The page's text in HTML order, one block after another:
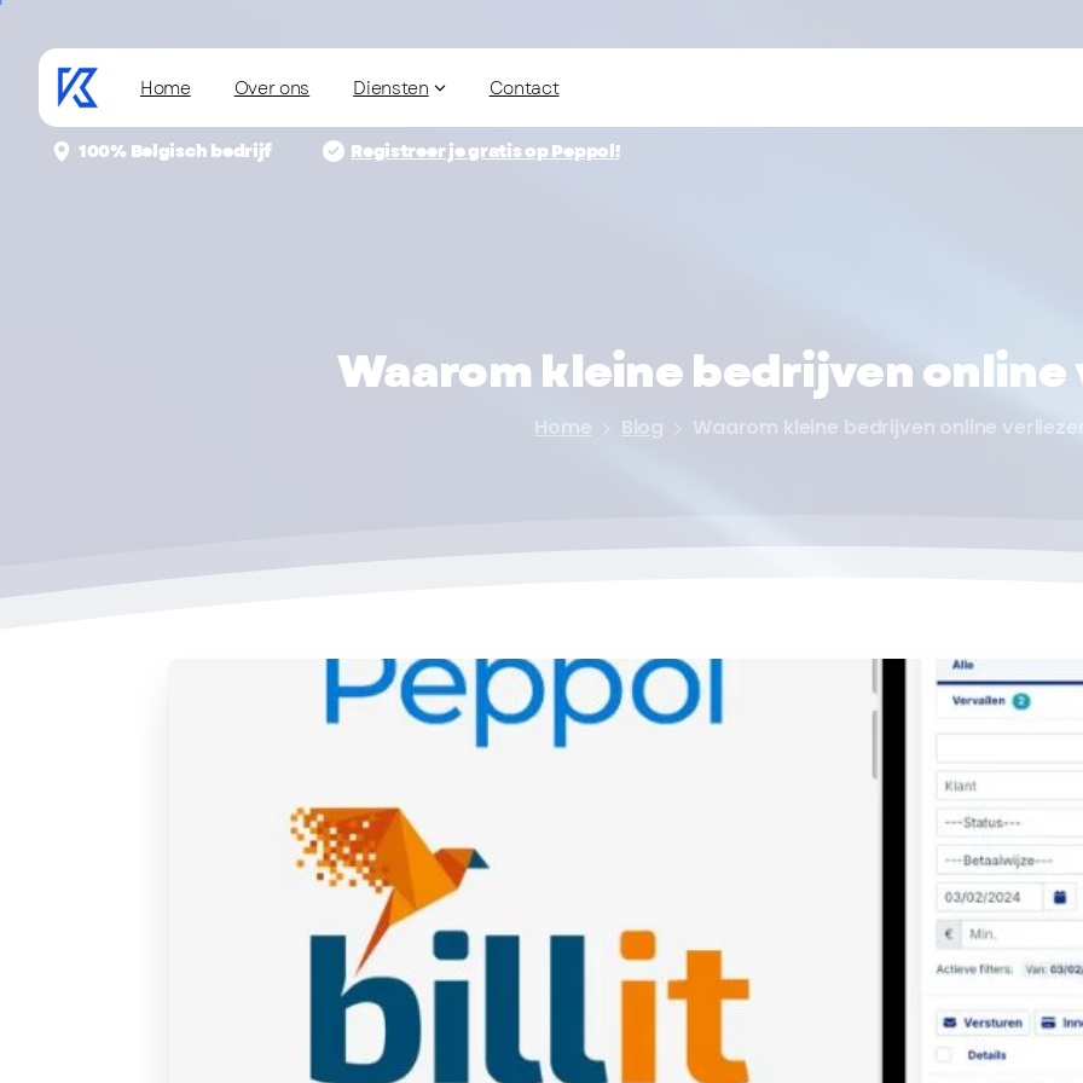
Home Over ons Diensten Contact
100% Belgisch bedrijf Registreer je gratis op Peppol!
Waaromkleinebedrijvenonline
Home Blog Waarom kleine bedrijven online